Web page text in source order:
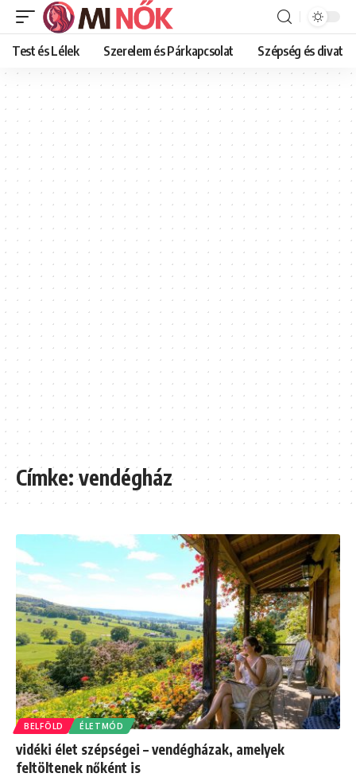
Test és Lélek Szerelem és Párkapcsolat Szépség és divat
Címke:vendégház
BELFÖLD ÉLETMÓD
vidéki élet szépségei – vendégházak, amelyek
feltöltenek nőként is